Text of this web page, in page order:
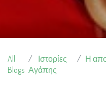
All
Blogs
Ιστορίες
Αγάπης
Η